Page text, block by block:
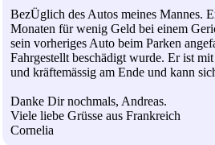
BezÜglich des Autos meines Mannes.
Monaten für wenig Geld bei einem
sein vorheriges Auto beim Parken
Fahrgestellt beschädigt wurde. Er ist
und kräftemässig am Ende und kann
Danke Dir nochmals, Andreas.
Viele liebe Grüsse aus Frankreich
Cornelia